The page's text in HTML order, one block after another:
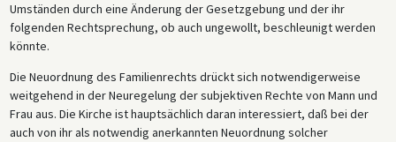
Umständen durch eine Änderung der Gesetzgebung und der ihr
folgenden Rechtsprechung, ob auch ungewollt, beschleunigt werden
könnte.
Die Neuordnung des Familienrechts drückt sich notwendigerweise
weitgehend in der Neuregelung der subjektiven Rechte von Mann und
Frau aus. Die Kirche ist hauptsächlich daran interessiert, daß bei der
auch von ihr als notwendig anerkannten Neuordnung solcher